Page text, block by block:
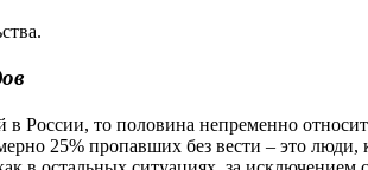
России, то половина непременно
25% пропавших без вести – это люди,